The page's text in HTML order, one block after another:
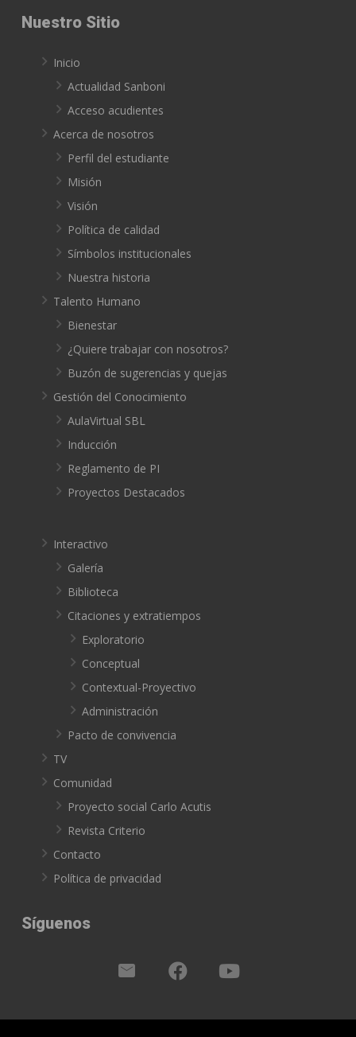
Nuestro Sitio
Inicio
Actualidad Sanboni
Acceso acudientes
Acerca de nosotros
Perfil del estudiante
Misión
Visión
Política de calidad
Símbolos institucionales
Nuestra historia
Talento Humano
Bienestar
¿Quiere trabajar con nosotros?
Buzón de sugerencias y quejas
Gestión del Conocimiento
AulaVirtual SBL
Inducción
Reglamento de PI
Proyectos Destacados
Interactivo
Galería
Biblioteca
Citaciones y extratiempos
Exploratorio
Conceptual
Contextual-Proyectivo
Administración
Pacto de convivencia
TV
Comunidad
Proyecto social Carlo Acutis
Revista Criterio
Contacto
Política de privacidad
Síguenos